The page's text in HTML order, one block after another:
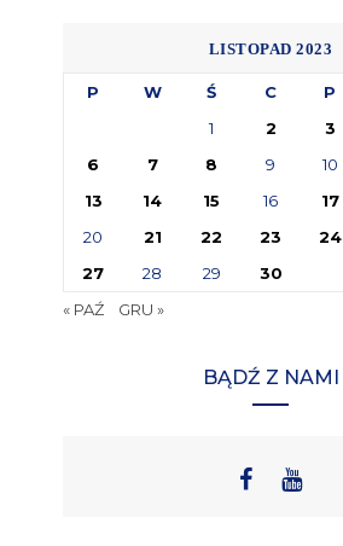
LISTOPAD 2023
P W Ś C P
1
2 3
6
7 8 9 10
13
14 15 16 17
20
21 22 23 24
27
28 29
30
« PAŹ
GRU »
BĄDŹ Z NAMI